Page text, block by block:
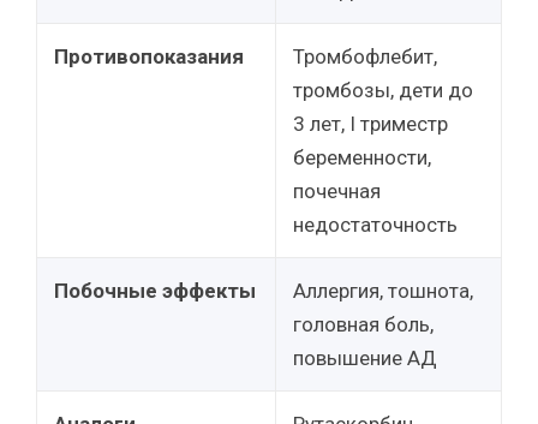
Противопоказания
Тромбофлебит,
тромбозы, дети до
3 лет, I триместр
беременности,
почечная
недостаточность
Побочные эффекты
Аллергия, тошнота,
головная боль,
повышение АД